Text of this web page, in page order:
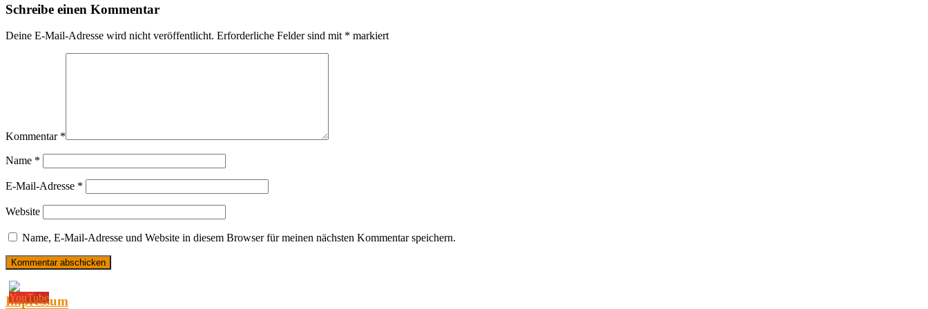
Schreibe einen Kommentar
Deine E-Mail-Adresse wird nicht veröffentlicht. Erforderliche Felder sind mit * markiert
Kommentar *
Name *
E-Mail-Adresse *
Website
Name, E-Mail-Adresse und Website in diesem Browser für meinen nächsten Kommentar speichern.
Impressum